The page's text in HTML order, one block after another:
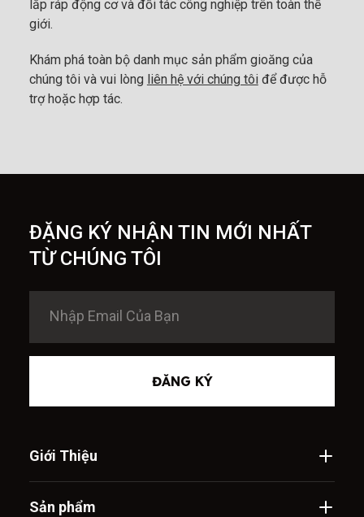
lắp ráp động cơ và đối tác công nghiệp trên toàn thế
giới.
Khám phá toàn bộ danh mục sản phẩm gioăng của
chúng tôi và vui lòng liên hệ với chúng tôiđể được hỗ
trợ hoặc hợp tác.
ĐẶNG KÝ NHẬN TIN MỚI NHẤT
TỪ CHÚNG TÔI
ĐĂNG KÝ
Giới Thiệu
Sản phẩm